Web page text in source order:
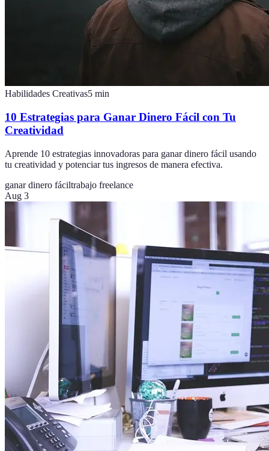
Habilidades Creativas5 min
10 Estrategias para Ganar Dinero Fácil con Tu
Creatividad
Aprende 10 estrategias innovadoras para ganar dinero fácil usando
tu creatividad y potenciar tus ingresos de manera efectiva.
ganar dinero fáciltrabajo freelance
Aug 3